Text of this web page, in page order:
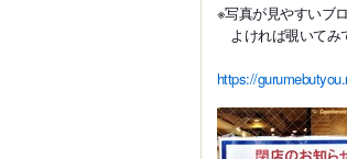
※写真が見やすいブ
よければ覗いて
https://